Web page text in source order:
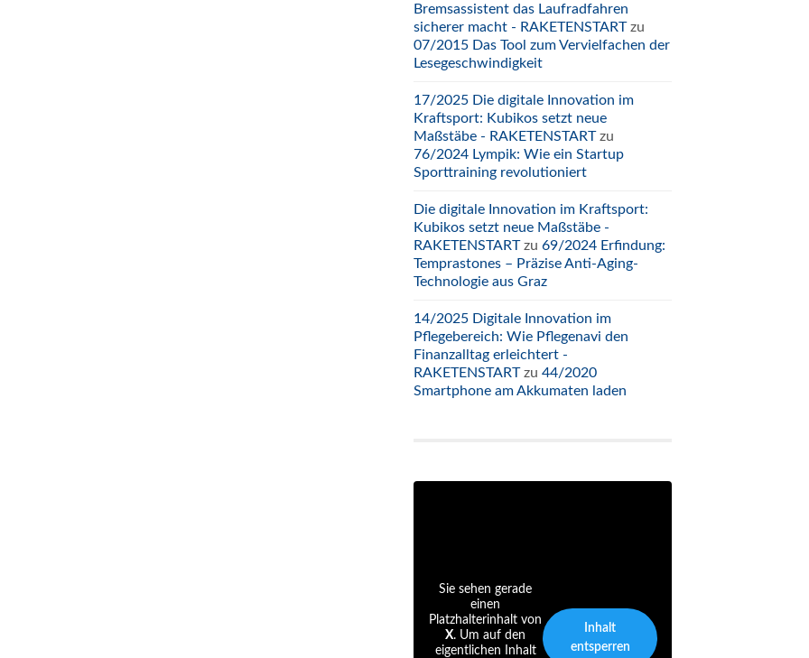
Bremsassistent das Laufradfahren
sicherer macht - RAKETENSTARTzu
07/2015 Das Tool zum Vervielfachen der
Lesegeschwindigkeit
17/2025 Die digitale Innovation im
Kraftsport: Kubikos setzt neue
Maßstäbe - RAKETENSTARTzu
76/2024 Lympik: Wie ein Startup
Sporttraining revolutioniert
Die digitale Innovation im Kraftsport:
Kubikos setzt neue Maßstäbe -
RAKETENSTARTzu 69/2024 Erfindung:
Temprastones – Präzise Anti-Aging-
Technologie aus Graz
14/2025 Digitale Innovation im
Pflegebereich: Wie Pflegenavi den
Finanzalltag erleichtert -
RAKETENSTARTzu 44/2020
Smartphone am Akkumaten laden
Sie sehen gerade
einen
Platzhalterinhalt von
X. Um auf den
eigentlichen Inhalt
Inhalt
entsperren